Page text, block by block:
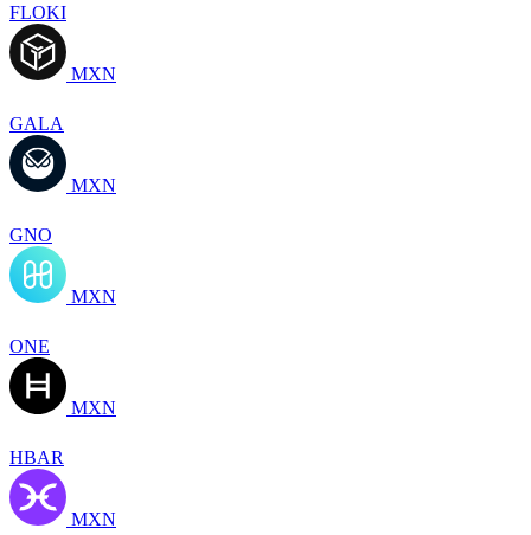
FLOKI
MXN
GALA
MXN
GNO
MXN
ONE
MXN
HBAR
MXN